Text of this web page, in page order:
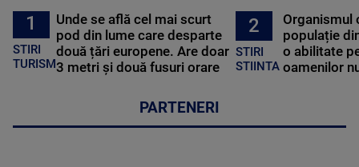
1
STIRI
TURISM
Unde se află cel mai scurt
pod din lume care desparte
două țări europene. Are doar
3 metri și două fusuri orare
2
STIRI
STIINTA
Organismul
populație
o abilitate
oamenilor
PARTENERI